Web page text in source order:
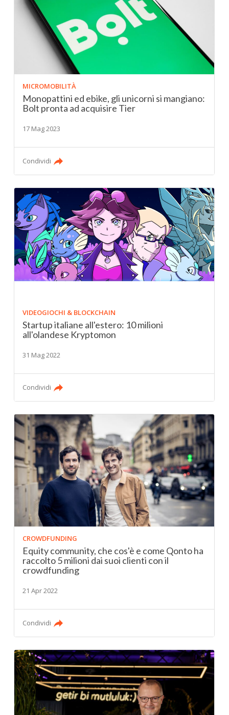
MICROMOBILITÀ
Monopattini ed ebike, gli unicorni si mangiano:
Bolt pronta ad acquisire Tier
17 Mag 2023
Condividi
VIDEOGIOCHI & BLOCKCHAIN
Startup italiane all'estero: 10 milioni
all'olandese Kryptomon
31 Mag 2022
Condividi
CROWDFUNDING
Equity community, che cos'è e come Qonto ha
raccolto 5 milioni dai suoi clienti con il
crowdfunding
21 Apr 2022
Condividi